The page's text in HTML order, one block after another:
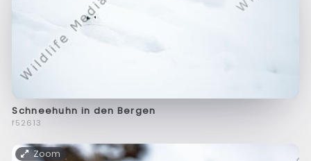
Schneehuhn in den Bergen
f52613
Zoom